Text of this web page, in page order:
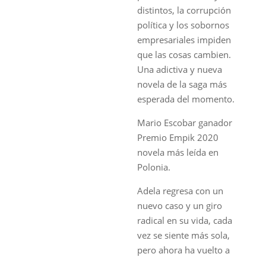
distintos, la corrupción
política y los sobornos
empresariales impiden
que las cosas cambien.
Una adictiva y nueva
novela de la saga más
esperada del momento.
Mario Escobar ganador
Premio Empik 2020
novela más leída en
Polonia.
Adela regresa con un
nuevo caso y un giro
radical en su vida, cada
vez se siente más sola,
pero ahora ha vuelto a